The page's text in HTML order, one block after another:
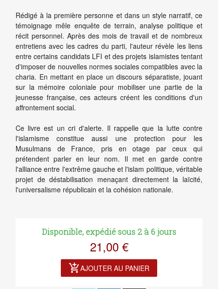
Rédigé à la première personne et dans un style narratif, ce
témoignage mêle enquête de terrain, analyse politique et
récit personnel. Après des mois de travail et de nombreux
entretiens avec les cadres du parti, l'auteur révèle les liens
entre certains candidats LFI et des projets islamistes tentant
d'imposer de nouvelles normes sociales compatibles avec la
charia. En mettant en place un discours séparatiste, jouant
sur la mémoire coloniale pour mobiliser une partie de la
jeunesse française, ces acteurs créent les conditions d'un
affrontement social.
Ce livre est un cri d'alerte. Il rappelle que la lutte contre
l'islamisme constitue aussi une protection pour les
Musulmans de France, pris en otage par ceux qui
prétendent parler en leur nom. Il met en garde contre
l'alliance entre l'extrême gauche et l'islam politique, véritable
projet de déstabilisation menaçant directement la laïcité,
l'universalisme républicain et la cohésion nationale.
Disponible, expédié sous 2 à 6 jours
21,00 €
add_shopping_cartAJOUTER AU PANIER